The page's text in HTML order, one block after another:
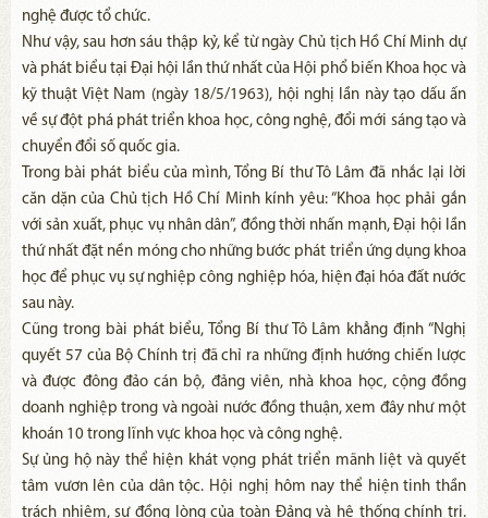
nghệ được tổ chức.
Như vậy, sau hơn sáu thập kỷ, kể từ ngày Chủ tịch Hồ Chí Minh dự
và phát biểu tại Đại hội lần thứ nhất của Hội phổ biến Khoa học và
kỹ thuật Việt Nam (ngày 18/5/1963), hội nghị lần này tạo dấu ấn
về sự đột phá phát triển khoa học, công nghệ, đổi mới sáng tạo và
chuyển đổi số quốc gia.
Trong bài phát biểu của mình, Tổng Bí thư Tô Lâm đã nhắc lại lời
căn dặn của Chủ tịch Hồ Chí Minh kính yêu: “Khoa học phải gắn
với sản xuất, phục vụ nhân dân”, đồng thời nhấn mạnh, Đại hội lần
thứ nhất đặt nền móng cho những bước phát triển ứng dụng khoa
học để phục vụ sự nghiệp công nghiệp hóa, hiện đại hóa đất nước
sau này.
Cũng trong bài phát biểu, Tổng Bí thư Tô Lâm khẳng định “Nghị
quyết 57 của Bộ Chính trị đã chỉ ra những định hướng chiến lược
và được đông đảo cán bộ, đảng viên, nhà khoa học, cộng đồng
doanh nghiệp trong và ngoài nước đồng thuận, xem đây như một
khoán 10 trong lĩnh vực khoa học và công nghệ.
Sự ủng hộ này thể hiện khát vọng phát triển mãnh liệt và quyết
tâm vươn lên của dân tộc. Hội nghị hôm nay thể hiện tinh thần
trách nhiệm, sự đồng lòng của toàn Đảng và hệ thống chính trị.